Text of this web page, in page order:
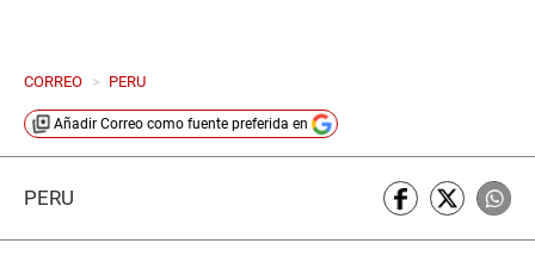
CORREO > PERU
Añadir Correo como fuente preferida en
PERÚ